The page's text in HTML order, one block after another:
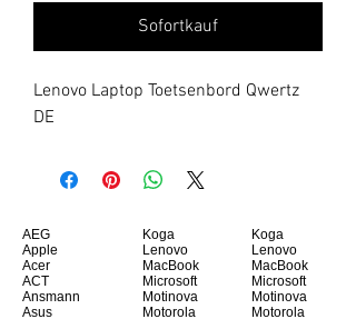
Sofortkauf
Lenovo Laptop Toetsenbord Qwertz
DE
AEG
Apple
Acer
ACT
Ansmann
Asus
Koga
Lenovo
MacBook
Microsoft
Motinova
Motorola
Koga
Lenovo
MacBook
Microsoft
Motinova
Motorola